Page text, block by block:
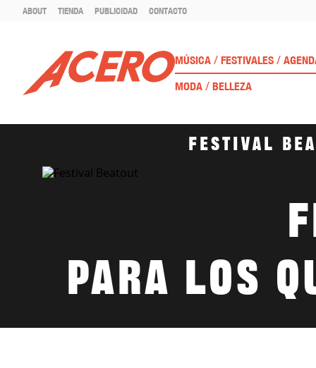
ABOUT TIENDA PUBLICIDAD CONTACTO
MÚSICA / FESTIVALES /
MODA / BELLEZA
Festival
Para los